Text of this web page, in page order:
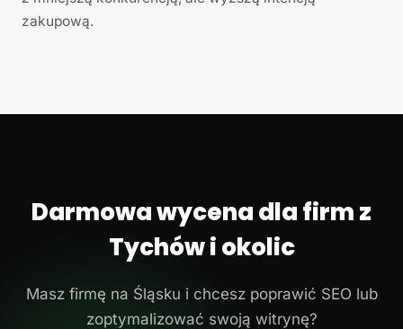
zakupową.
Darmowa wycena dla firm z
Tychów i okolic
Masz firmę na Śląsku i chcesz poprawić SEO lub
zoptymalizować swoją witrynę?